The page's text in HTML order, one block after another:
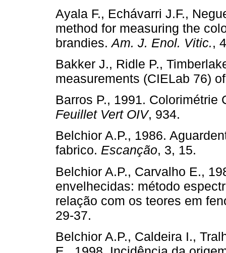
Ayala F., Echávarri J.F.,
method for measuring the
brandies.Am. J. Enol. Vitic.,
Bakker J., Ridle P.,
measurements (CIELab 76)
Barros P., 1991. Colorimétrie
Feuillet Vert OIV, 934.
Belchior A.P., 1986.
fabrico. Escanção, 3, 15.
Belchior A.P., Carvalho E.,
envelhecidas: método
relação com os teores em
29-37.
Belchior A.P., Caldeira I.,